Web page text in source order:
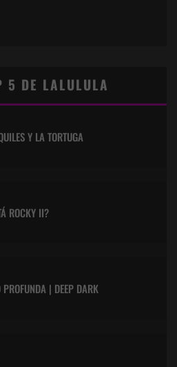
5 DE LALULULA
Y LA TORTUGA
ROCKY II?
PROFUNDA | DEEP DARK